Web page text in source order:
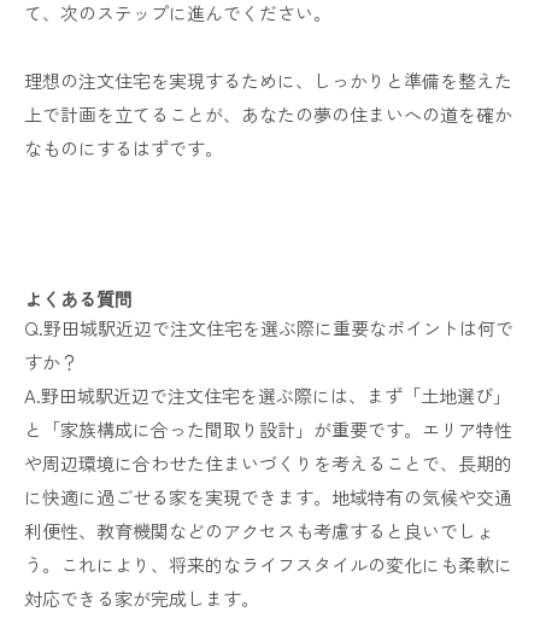
て、次のステップに進んでください。
理想の注文住宅を実現するために、しっかりと準備を整えた
上で計画を立てることが、あなたの夢の住まいへの道を確か
なものにするはずです。
よくある質問
Q.野田城駅近辺で注文住宅を選ぶ際に重要なポイントは何で
すか？
A.野田城駅近辺で注文住宅を選ぶ際には、まず「土地選び」
と「家族構成に合った間取り設計」が重要です。エリア特性
や周辺環境に合わせた住まいづくりを考えることで、長期的
に快適に過ごせる家を実現できます。地域特有の気候や交通
利便性、教育機関などのアクセスも考慮すると良いでしょ
う。これにより、将来的なライフスタイルの変化にも柔軟に
対応できる家が完成します。